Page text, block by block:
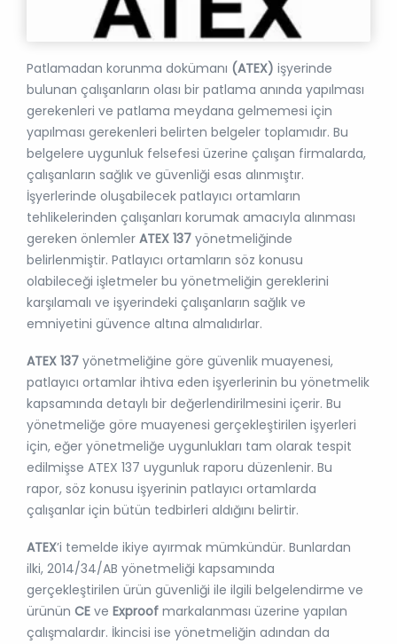
Patlamadan korunma dokümanı (ATEX) işyerinde
bulunan çalışanların olası bir patlama anında yapılması
gerekenleri ve patlama meydana gelmemesi için
yapılması gerekenleri belirten belgeler toplamıdır. Bu
belgelere uygunluk felsefesi üzerine çalışan firmalarda,
çalışanların sağlık ve güvenliği esas alınmıştır.
İşyerlerinde oluşabilecek patlayıcı ortamların
tehlikelerinden çalışanları korumak amacıyla alınması
gereken önlemler ATEX 137 yönetmeliğinde
belirlenmiştir. Patlayıcı ortamların söz konusu
olabileceği işletmeler bu yönetmeliğin gereklerini
karşılamalı ve işyerindeki çalışanların sağlık ve
emniyetini güvence altına almalıdırlar.
ATEX 137 yönetmeliğine göre güvenlik muayenesi,
patlayıcı ortamlar ihtiva eden işyerlerinin bu yönetmelik
kapsamında detaylı bir değerlendirilmesini içerir. Bu
yönetmeliğe göre muayenesi gerçekleştirilen işyerleri
için, eğer yönetmeliğe uygunlukları tam olarak tespit
edilmişse ATEX 137 uygunluk raporu düzenlenir. Bu
rapor, söz konusu işyerinin patlayıcı ortamlarda
çalışanlar için bütün tedbirleri aldığını belirtir.
ATEX’i temelde ikiye ayırmak mümkündür. Bunlardan
ilki, 2014/34/AB yönetmeliği kapsamında
gerçekleştirilen ürün güvenliği ile ilgili belgelendirme ve
ürünün CE ve Exproof markalanması üzerine yapılan
çalışmalardır. İkincisi ise yönetmeliğin adından da